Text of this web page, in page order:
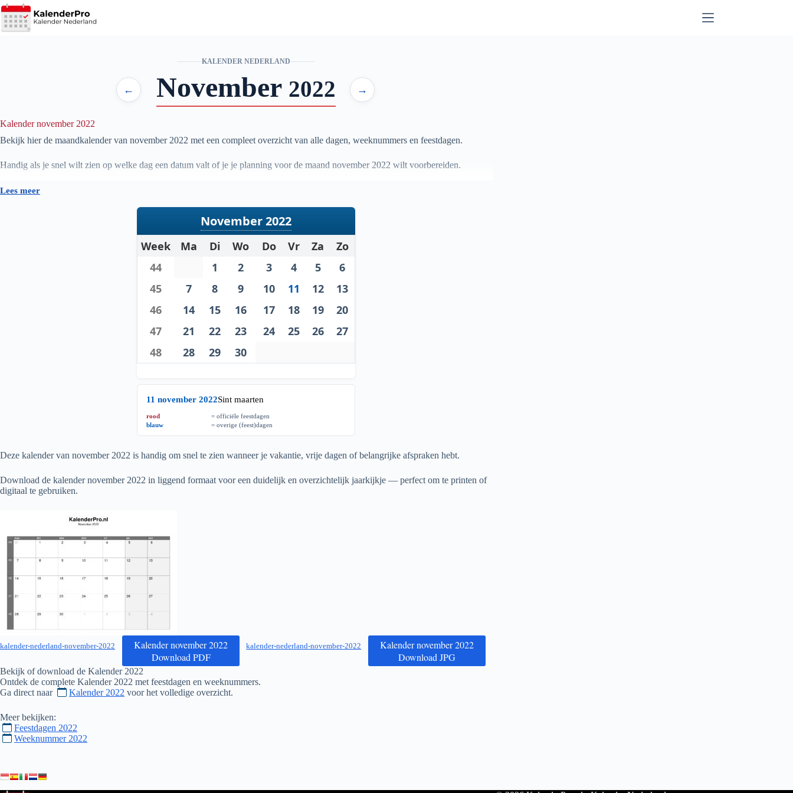
Ga
naar
de
KALENDER NEDERLAND
← November 2022 →
Kalender november 2022
Bekijk hier de maandkalender van november 2022 met een compleet overzicht van alle dagen, weeknummers en feestdagen.
Handig als je snel wilt zien op welke dag een datum valt of je je planning voor de maand november 2022 wilt voorbereiden.
Lees meer
November 2022
Week Ma Di Wo Do Vr Za
Zo
44
1 2 3 4 5
6
45
7 8 9 10 11 12
13
46
14 15 16 17 18 19
20
47
21 22 23 24 25 26
27
48
28 29 30
11 november 2022Sint maarten
rood
= officiële feestdagen
blauw
= overige (feest)dagen
Deze kalender van november 2022 is handig om snel te zien wanneer je vakantie, vrije dagen of belangrijke afspraken hebt.
Download de kalender november 2022 in liggend formaat voor een duidelijk en overzichtelijk jaarkijkje — perfect om te printen of
digitaal te gebruiken.
kalender-nederland-november-2022
Kalender november 2022
Download PDF
kalender-nederland-november-2022
Kalender november 2022
Download JPG
Bekijk of download de Kalender 2022
Ontdek de complete Kalender 2022 met feestdagen en weeknummers.
Ga direct naar
Kalender 2022 voor het volledige overzicht.
Meer bekijken:
Feestdagen 2022
Weeknummer 2022